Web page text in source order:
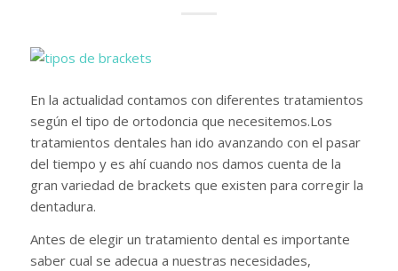
En la actualidad contamos con diferentes tratamientos
según el tipo de ortodoncia que necesitemos.Los
tratamientos dentales han ido avanzando con el pasar
del tiempo y es ahí cuando nos damos cuenta de la
gran variedad de brackets que existen para corregir la
dentadura.
Antes de elegir un tratamiento dental es importante
saber cual se adecua a nuestras necesidades,